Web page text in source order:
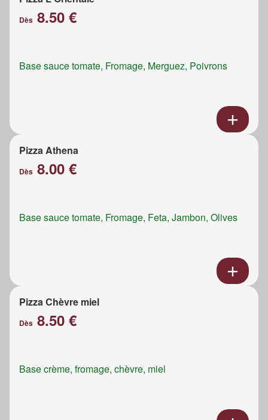
Dès 8.50 €
Base sauce tomate, Fromage, Merguez, Poivrons
Pizza Athena
Dès 8.00 €
Base sauce tomate, Fromage, Feta, Jambon, Olives
Pizza Chèvre miel
Dès 8.50 €
Base crème, fromage, chèvre, miel